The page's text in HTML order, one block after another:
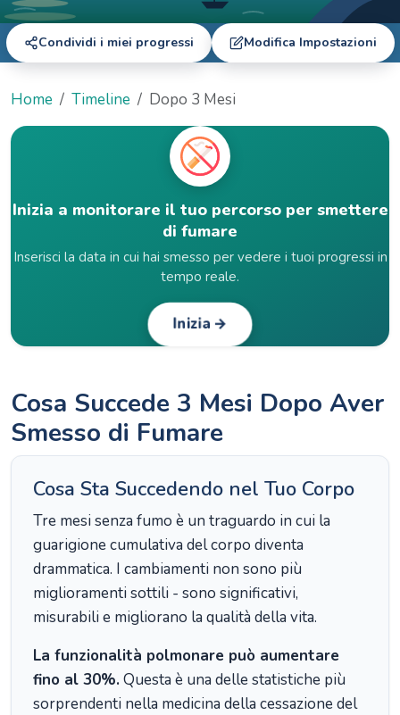
Condividi i miei progressi Modifica Impostazioni
Home Timeline Dopo 3 Mesi
Inizia a monitorare il tuo percorso per smettere
di fumare
Inserisci la data in cui hai smesso per vedere i tuoi progressi in
tempo reale.
Inizia →
Cosa Succede 3 Mesi Dopo Aver
Smesso di Fumare
Cosa Sta Succedendo nel Tuo Corpo
Tre mesi senza fumo è un traguardo in cui la
guarigione cumulativa del corpo diventa
drammatica. I cambiamenti non sono più
miglioramenti sottili - sono significativi,
misurabili e migliorano la qualità della vita.
La funzionalità polmonare può aumentare
fino al 30%.Questa è una delle statistiche più
sorprendenti nella medicina della cessazione del